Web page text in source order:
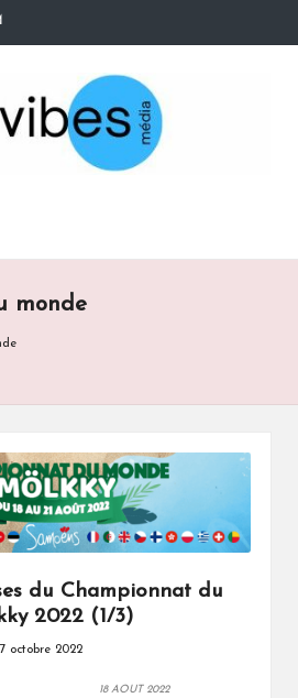
monde
du Championnat du
2022 (1/3)
7 octobre 2022
18 AOUT 2022